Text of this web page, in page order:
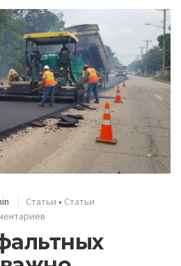
Статьи • Статьи